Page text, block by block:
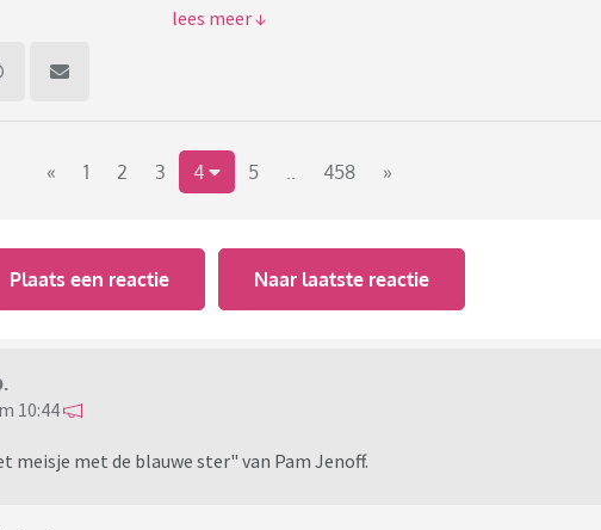
wat je er tot nu toe van vindt of waarom je ervoor gekozen hebt dit
« 1 2 3 4 5 .. 458 »
Plaats een reactie Naar laatste reactie
10:44
meisje met de blauwe ster" van Pam Jenoff.